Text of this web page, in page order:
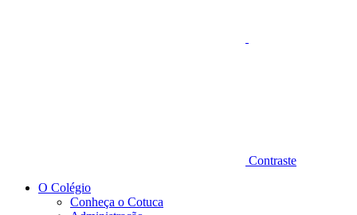
Contraste
O Colégio
Conheça o Cotuca